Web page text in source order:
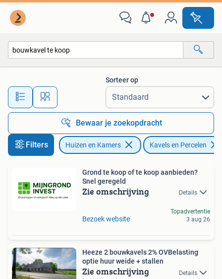
Alle afstanden…
Sorteer op
Bewaar je zoekopdracht
Filters Huizen en Kamers Kavels en Percelen
Grond te koop of te koop aanbieden?
Snel geregeld
Zie omschrijving Details
Bezoek website
Topadvertentie
3 aug 26
Heeze 2 bouwkavels 2% OVBelasting
optie huur weide + stallen
Zie omschrijving Details